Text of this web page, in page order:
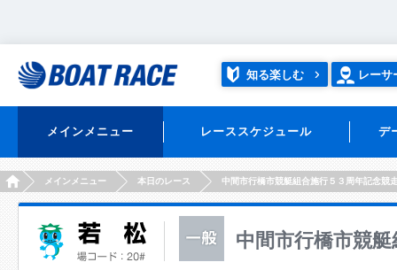
知る楽しむ レーサ
メインメニュー レーススケジュール デ
HOMEメインメニュー 本日のレース 中間市行橋市競艇組合施行５３周年記念競
中間市行橋市競